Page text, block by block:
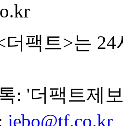
더팩트>는
: '더팩트제
jebo@tf.co.kr